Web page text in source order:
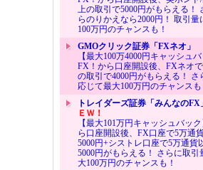
上の取引で5000円がもらえる！
らのりかえなら2000円！ 取引
100万円のチャンスも！
GMOクリック証券「FXネオ」
【最大100万4000円キャッシュ
FX！から口座開設後、FXネオ
の取引で4000円がもらえる！ さ
応じて最大100万円のチャンスも
トレイダーズ証券「みんなのFX
ＥＷ！
【最大101万円キャッシュバッ
ら口座開設後、FX口座で5万通
5000円+シストレ口座で5万通貨
5000円がもらえる！ さらに取引
大100万円のチャンスも！